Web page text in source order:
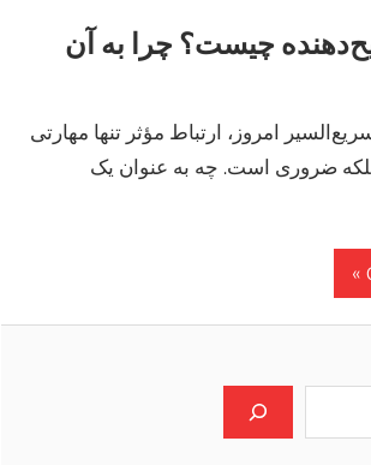
چیست؟ چرا به آن
امروز، ارتباط مؤثر تنها مهارتی
ضروری است. چه به عنوان یک